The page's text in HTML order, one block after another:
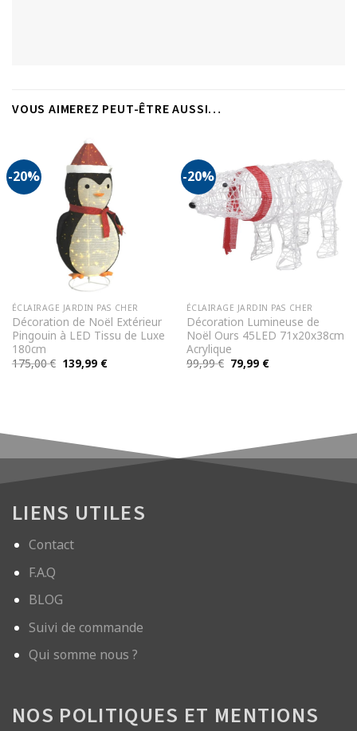
VOUS AIMEREZ PEUT-ÊTRE AUSSI…
-20%
ÉCLAIRAGE JARDIN PAS CHER
Décoration de Noël Extérieur
Pingouin à LED Tissu de Luxe
180cm
175,00€ Le
prix
139,99 €Le
prix
-20%
ÉCLAIRAGE JARDIN PAS CHER
Décoration Lumineuse de
Noël Ours 45LED 71x20x38cm
Acrylique
99,99€ Le
prix
79,99 €Le
prix
LIENS UTILES
Contact
F.A.Q
BLOG
Suivi de commande
Qui somme nous ?
NOS POLITIQUES ET MENTIONS